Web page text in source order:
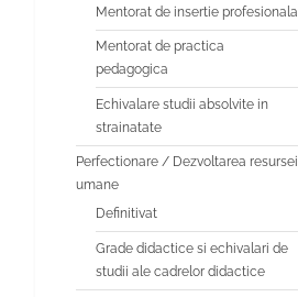
Mentorat de insertie profesionala
Mentorat de practica
pedagogica
Echivalare studii absolvite in
strainatate
Perfectionare / Dezvoltarea resursei
umane
Definitivat
Grade didactice si echivalari de
studii ale cadrelor didactice